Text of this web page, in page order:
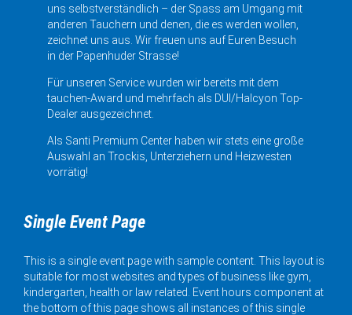
uns selbstverständlich – der Spass am Umgang mit
anderen Tauchern und denen, die es werden wollen,
zeichnet uns aus. Wir freuen uns auf Euren Besuch
in der Papenhuder Strasse!
Für unseren Service wurden wir bereits mit dem
tauchen-Award und mehrfach als DUI/Halcyon Top-
Dealer ausgezeichnet.
Als Santi Premium Center haben wir stets eine große
Auswahl an Trockis, Unterziehern und Heizwesten
vorrätig!
Single Event Page
This is a single event page with sample content. This layout is
suitable for most websites and types of business like gym,
kindergarten, health or law related. Event hours component at
the bottom of this page shows all instances of this single